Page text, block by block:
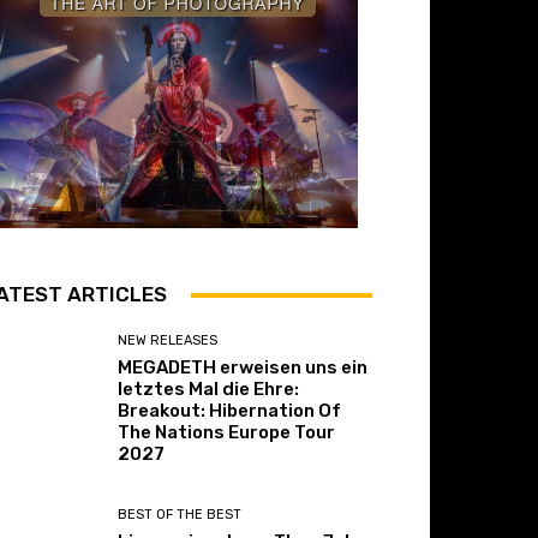
ARTICLES
NEW RELEASES
MEGADETH erweisen uns ein
letztes Mal die Ehre:
Breakout: Hibernation Of
The Nations Europe Tour
2027
BEST OF THE BEST